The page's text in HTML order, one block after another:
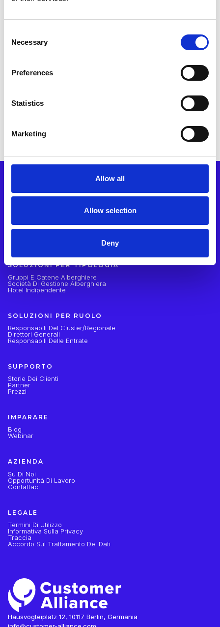
Selection
Necessary
Preferences
Statistics
Marketing
Allow all
Allow selection
Deny
Gestione Delle Recensioni Online
Hub AI
Rapporti E Analisi
SOLUZIONI PER TIPOLOGIA
Gruppi E Catene Alberghiere
Società Di Gestione Alberghiera
Hotel Indipendente
SOLUZIONI PER RUOLO
Responsabili Del Cluster/regionale
Direttori Generali
Responsabili Delle Entrate
SUPPORTO
Storie Dei Clienti
Partner
Prezzi
IMPARARE
Blog
Webinar
AZIENDA
Su Di Noi
Opportunità Di Lavoro
Contattaci
LEGALE
Termini Di Utilizzo
Informativa Sulla Privacy
Traccia
Accordo Sul Trattamento Dei Dati
Hausvogteiplatz 12, 10117 Berlin, Germania